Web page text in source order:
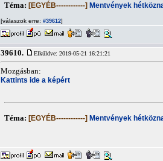
Téma: [EGYÉB------------] Mentvények
[válaszok erre: #39612]
39610. Elküldve: 2019-05-21 16:21:21
Mozgásban:
Kattints ide a képért
Téma: [EGYÉB------------] Mentvények